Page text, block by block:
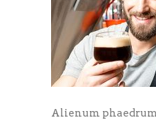
Alienum